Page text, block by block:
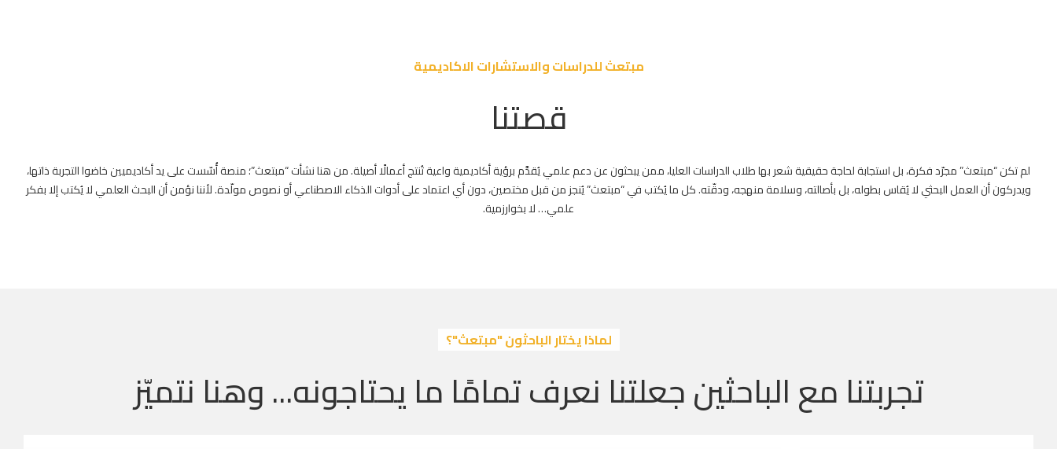
مبتعث للدراسات والاستشارات الاكاديمية
قصتنا
لم تكن “مبتعث” مجرّد فكرة، بل استجابة لحاجة حقيقية شعر بها طلاب الدراسات العليا، ممن يبحثون عن دعم علمي يُقدَّم برؤية أكاديمية واعية تُنتج أعمالًا أصيلة. من هنا نشأت “مبتعث”؛ منصة أُسّست على يد أكاديميين خاضوا التجربة ذاتها،
ويدركون أن العمل البحثي لا يُقاس بطوله، بل بأصالته، وسلامة منهجه، ودقّته. كل ما يُكتب في “مبتعث” يُنجز من قبل مختصين، دون أي اعتماد على أدوات الذكاء الاصطناعي أو نصوص مولّدة. لأننا نؤمن أن البحث العلمي لا يُكتب إلا بفكر
علمي… لا بخوارزمية.
لماذا يختار الباحثون "مبتعث"؟
تجربتنا مع الباحثين جعلتنا نعرف تمامًا ما يحتاجونه... وهنا نتميّز